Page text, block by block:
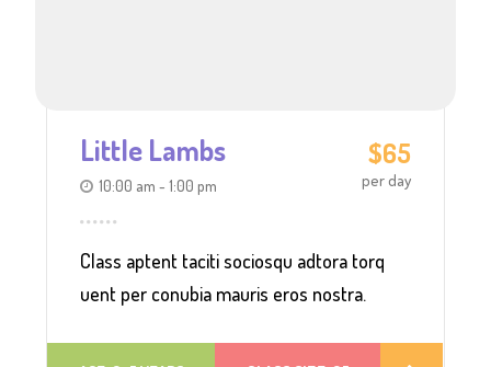
$65
per day
Little Lambs
10:00 am - 1:00 pm
Class aptent taciti sociosqu adtora torq
uent per conubia mauris eros nostra.